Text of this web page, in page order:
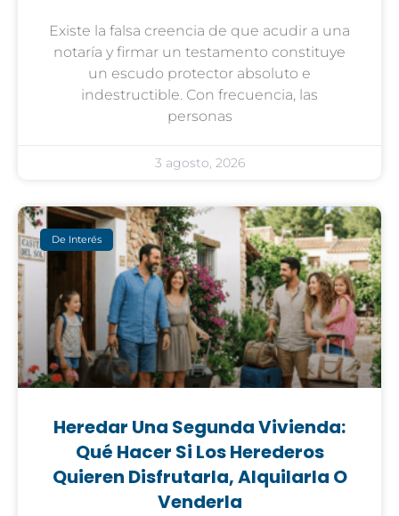
Existe la falsa creencia de que acudir a una
notaría y firmar un testamento constituye
un escudo protector absoluto e
indestructible. Con frecuencia, las
personas
3 agosto, 2026
De Interés
Heredar Una Segunda Vivienda:
Qué Hacer Si Los Herederos
Quieren Disfrutarla, Alquilarla O
Venderla